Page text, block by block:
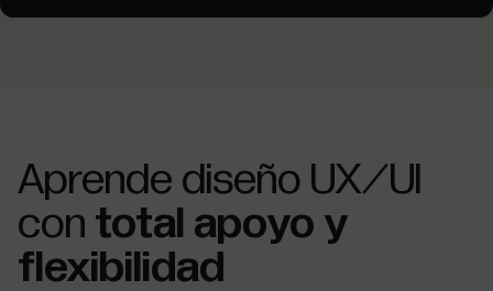
Aprende diseño UX/UI
con total apoyo y
flexibilidad